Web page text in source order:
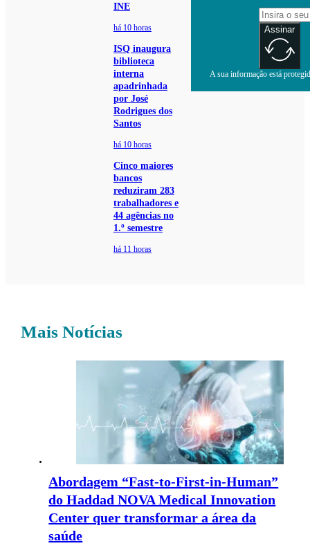
INE
há 10 horas
ISQ inaugura
biblioteca
interna
apadrinhada
por José
Rodrigues dos
Santos
há 10 horas
Cinco maiores
bancos
reduziram 283
trabalhadores e
44 agências no
1.º semestre
há 11 horas
Assinar
A sua informação está
Mais Notícias
Abordagem “Fast-to-First-in-Human”
do Haddad NOVA Medical Innovation
Center quer transformar a área da
saúde